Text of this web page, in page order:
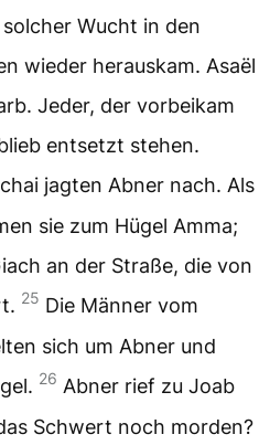
Wucht in den
wieder herauskam. Asaël
Jeder, der vorbeikam
entsetzt stehen.
jagten Abner nach. Als
sie zum Hügel Amma;
an der Straße, die von
25 Die Männer vom
sich um Abner und
26 Abner rief zu Joab
Schwert noch morden?